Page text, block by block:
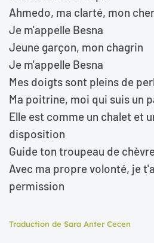
Ahmedo, ma clarté, mon
Je m'appelle Besna
Jeune garçon, mon chagrin
Je m'appelle Besna
Mes doigts sont pleins de
Ma poitrine, moi qui suis un
Elle est comme un chalet et
disposition
Guide ton troupeau de
Avec ma propre volonté, je
permission
Traduction de Sara Anter Cecen